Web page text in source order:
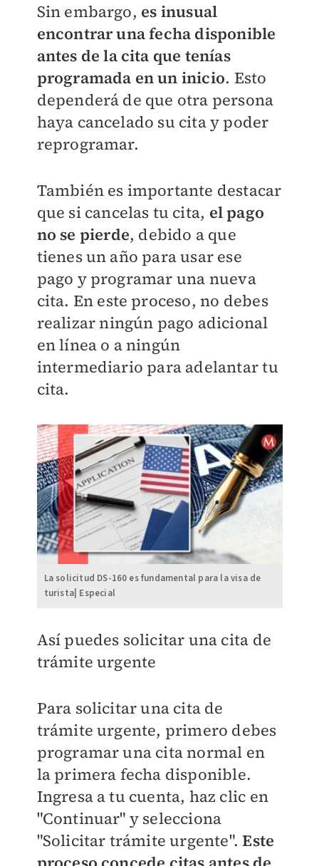
Sin embargo, es inusual
encontrar una fecha disponible
antes de la cita que tenías
programada en un inicio. Esto
dependerá de que otra persona
haya cancelado su cita y poder
reprogramar.
También es importante destacar
que si cancelas tu cita, el pago
no se pierde, debido a que
tienes un año para usar ese
pago y programar una nueva
cita. En este proceso, no debes
realizar ningún pago adicional
en línea o a ningún
intermediario para adelantar tu
cita.
La solicitud DS-160 es fundamental para la visa de
turista| Especial
Así puedes solicitar una cita de
trámite urgente
Para solicitar una cita de
trámite urgente, primero debes
programar una cita normal en
la primera fecha disponible.
Ingresa a tu cuenta, haz clic en
"Continuar" y selecciona
"Solicitar trámite urgente".Este